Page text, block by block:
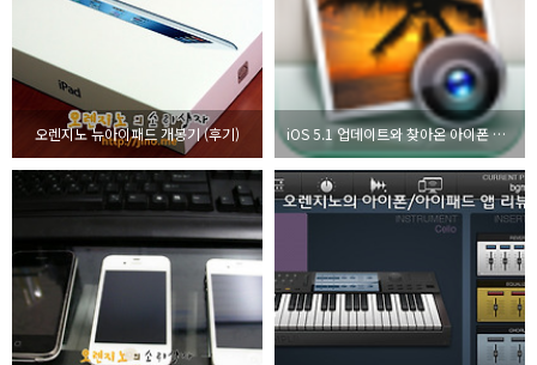
오렌지노 뉴아이패드 개봉기 (후기) iOS 5.1 업데이트와 찾아온 아이폰 어플 아이포토 iPhoto 사용법